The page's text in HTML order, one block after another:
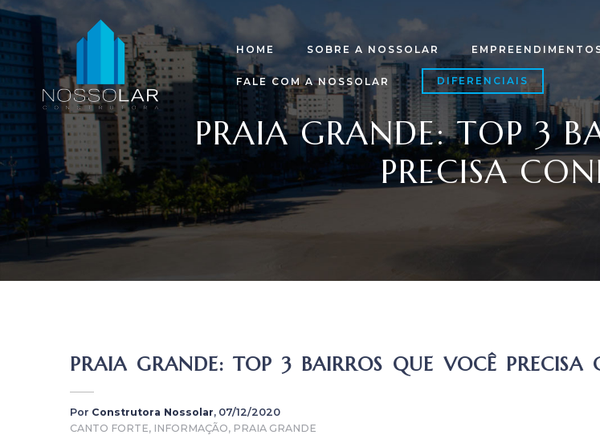
HOME SOBRE A NOSSOLAR
FALE COM A NOSSOLAR DIFERENCIAIS
PRAIA GRANDE: TOP 3
PRECISA
PRAIA GRANDE: TOP 3 BAIRROS QUE VOCÊ PRECISA
Por Construtora Nossolar, 07/12/2020
CANTO FORTE, INFORMAÇÃO, PRAIA GRANDE